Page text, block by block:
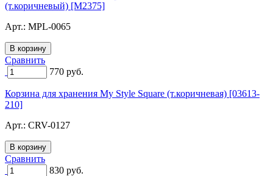
(т.коричневый) [M2375]
Арт.: MPL-0065
Сравнить
770 руб.
Корзина для хранения My Style Square (т.коричневая) [03613-
210]
Арт.: CRV-0127
Сравнить
830 руб.